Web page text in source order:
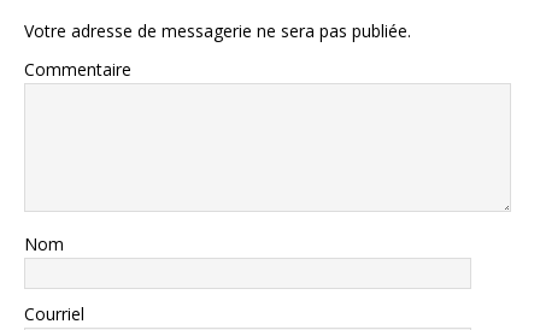
Votre adresse de messagerie ne sera pas publiée.
Commentaire
Nom
Courriel